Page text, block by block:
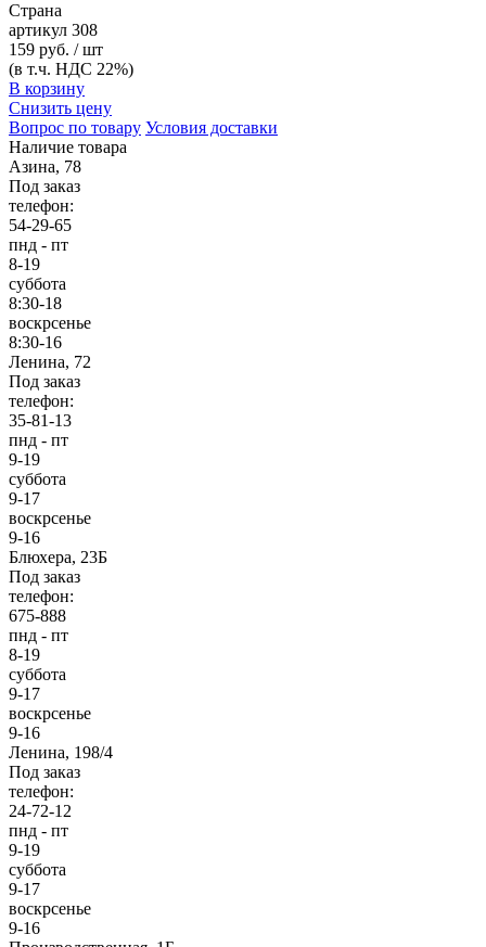
Страна
артикул 308
159 руб. / шт
(в т.ч. НДС 22%)
В корзину
Снизить цену
Вопрос по товару Условия доставки
Наличие товара
Азина, 78
Под заказ
телефон:
54-29-65
пнд - пт
8-19
суббота
8:30-18
воскрсенье
8:30-16
Ленина, 72
Под заказ
телефон:
35-81-13
пнд - пт
9-19
суббота
9-17
воскрсенье
9-16
Блюхера, 23Б
Под заказ
телефон:
675-888
пнд - пт
8-19
суббота
9-17
воскрсенье
9-16
Ленина, 198/4
Под заказ
телефон:
24-72-12
пнд - пт
9-19
суббота
9-17
воскрсенье
9-16